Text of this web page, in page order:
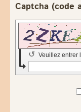
Veuillez entrer
↺